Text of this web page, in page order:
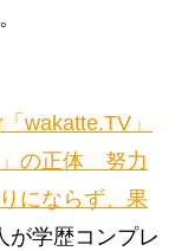
wakatte.TV」
」の正体 努力
にならず、果
が学歴コンプレ